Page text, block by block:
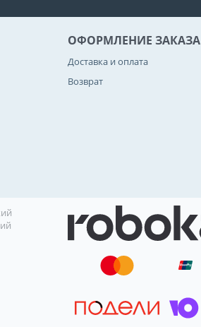
ОФОРМЛЕНИЕ ЗАКАЗА
Доставка и оплата
Возврат